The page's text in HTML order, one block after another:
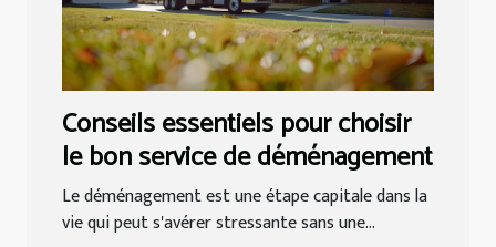
Conseils essentiels pour choisir
le bon service de déménagement
Le déménagement est une étape capitale dans la
vie qui peut s'avérer stressante sans une...